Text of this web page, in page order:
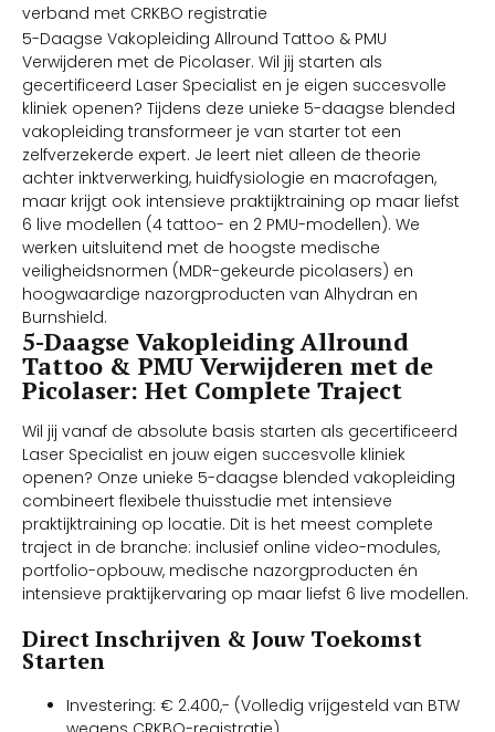
verband met CRKBO registratie
5-Daagse Vakopleiding Allround Tattoo & PMU
Verwijderen met de Picolaser. Wil jij starten als
gecertificeerd Laser Specialist en je eigen succesvolle
kliniek openen? Tijdens deze unieke 5-daagse blended
vakopleiding transformeer je van starter tot een
zelfverzekerde expert. Je leert niet alleen de theorie
achter inktverwerking, huidfysiologie en macrofagen,
maar krijgt ook intensieve praktijktraining op maar liefst
6 live modellen (4 tattoo- en 2 PMU-modellen). We
werken uitsluitend met de hoogste medische
veiligheidsnormen (MDR-gekeurde picolasers) en
hoogwaardige nazorgproducten van Alhydran en
Burnshield.
5-Daagse Vakopleiding Allround
Tattoo & PMU Verwijderen met de
Picolaser: Het Complete Traject
Wil jij vanaf de absolute basis starten als gecertificeerd
Laser Specialist en jouw eigen succesvolle kliniek
openen? Onze unieke 5-daagse blended vakopleiding
combineert flexibele thuisstudie met intensieve
praktijktraining op locatie. Dit is het meest complete
traject in de branche: inclusief online video-modules,
portfolio-opbouw, medische nazorgproducten én
intensieve praktijkervaring op maar liefst 6 live modellen.
Direct Inschrijven & Jouw Toekomst
Starten
Investering: € 2.400,- (Volledig vrijgesteld van BTW